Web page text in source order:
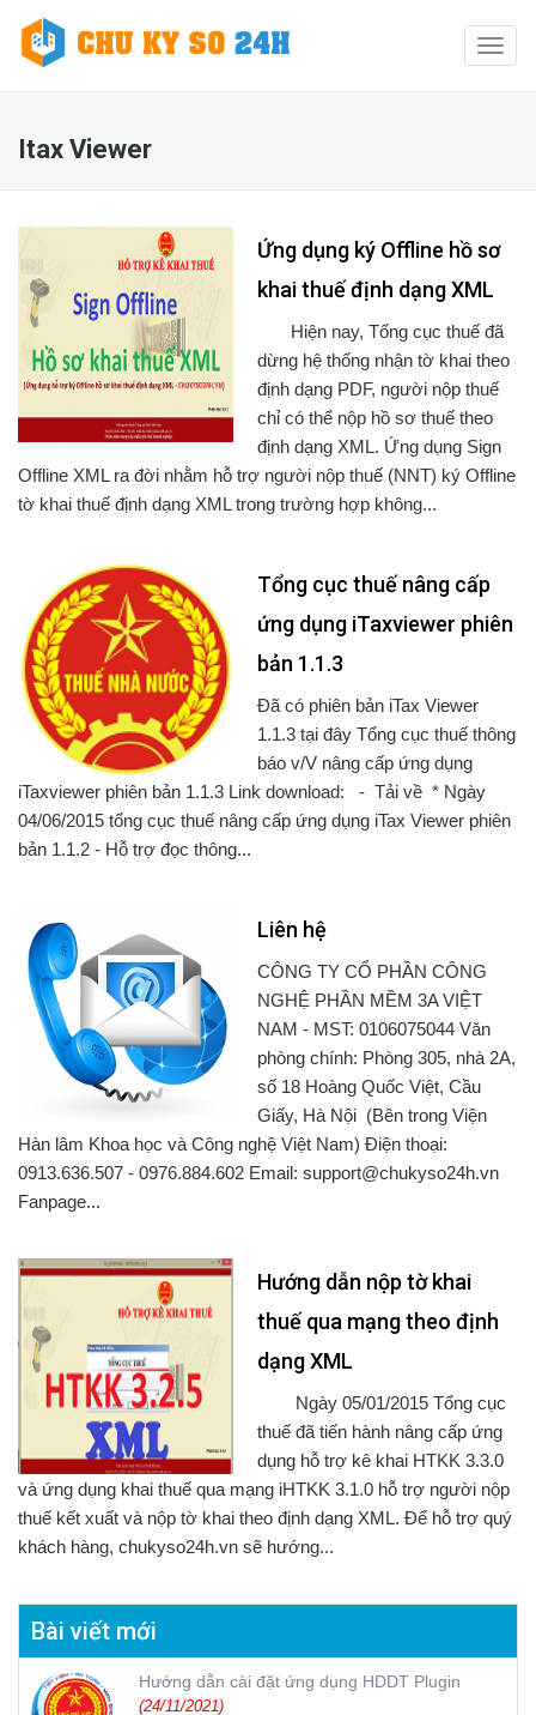
Itax Viewer
Ứng dụng ký Offline hồ sơ
khai thuế định dạng XML
Hiện nay, Tổng cục thuế đã
dừng hệ thống nhận tờ khai theo
định dạng PDF, người nộp thuế
chỉ có thể nộp hồ sơ thuế theo
định dạng XML. Ứng dụng Sign
Offline XML ra đời nhằm hỗ trợ người nộp thuế (NNT) ký Offline
tờ khai thuế định dạng XML trong trường hợp không...
Tổng cục thuế nâng cấp
ứng dụng iTaxviewer phiên
bản 1.1.3
Đã có phiên bản iTax Viewer
1.1.3 tại đây Tổng cục thuế thông
báo v/V nâng cấp ứng dụng
iTaxviewer phiên bản 1.1.3 Link download: - Tải về * Ngày
04/06/2015 tổng cục thuế nâng cấp ứng dụng iTax Viewer phiên
bản 1.1.2 - Hỗ trợ đọc thông...
Liên hệ
CÔNG TY CỔ PHẦN CÔNG
NGHỆ PHẦN MỀM 3A VIỆT
NAM - MST: 0106075044 Văn
phòng chính: Phòng 305, nhà 2A,
số 18 Hoàng Quốc Việt, Cầu
Giấy, Hà Nội (Bên trong Viện
Hàn lâm Khoa học và Công nghệ Việt Nam) Điện thoại:
0913.636.507 - 0976.884.602 Email: support@chukyso24h.vn
Fanpage...
Hướng dẫn nộp tờ khai
thuế qua mạng theo định
dạng XML
Ngày 05/01/2015 Tổng cục
thuế đã tiến hành nâng cấp ứng
dụng hỗ trợ kê khai HTKK 3.3.0
và ứng dụng khai thuế qua mạng iHTKK 3.1.0 hỗ trợ người nộp
thuế kết xuất và nộp tờ khai theo định dạng XML. Để hỗ trợ quý
khách hàng, chukyso24h.vn sẽ hướng...
Bài viết mới
Hướng dẫn cài đặt ứng dụng HDDT Plugin
(24/11/2021)